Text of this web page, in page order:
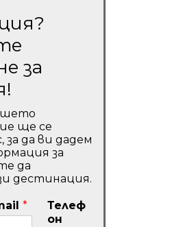
за
ще се
за да ви дадем
за
да
дестинация.
*
Телеф
он